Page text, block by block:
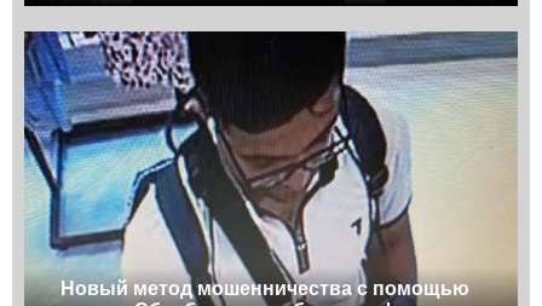
Новый метод мошенничества с помощью